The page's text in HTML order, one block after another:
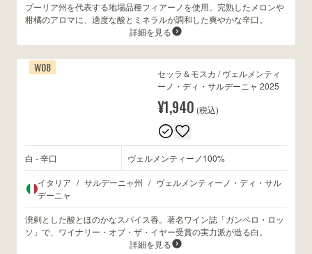
プーリア州を代表する地場品種フィアーノを使用。完熟したメロンや
柑橘のアロマに、適度な酸とミネラルが調和した爽やかな辛口。
詳細を見る
W08
セッラ＆モスカ / ヴェルメンティ
ーノ・ディ・サルデーニャ 2025
¥1,940 (税込)
白 - 辛口 ヴェルメンティーノ100%
イタリア / サルデーニャ州 / ヴェルメンティーノ・ディ・サル
デーニャ
溌剌とした酸とほのかなスパイス香。著名ワイン誌「ガンベロ・ロッ
ソ」で、ワイナリー・オブ・ザ・イヤー受賞の実力派が造る白。
詳細を見る